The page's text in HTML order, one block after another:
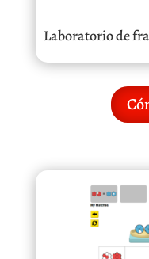
Laboratorio de